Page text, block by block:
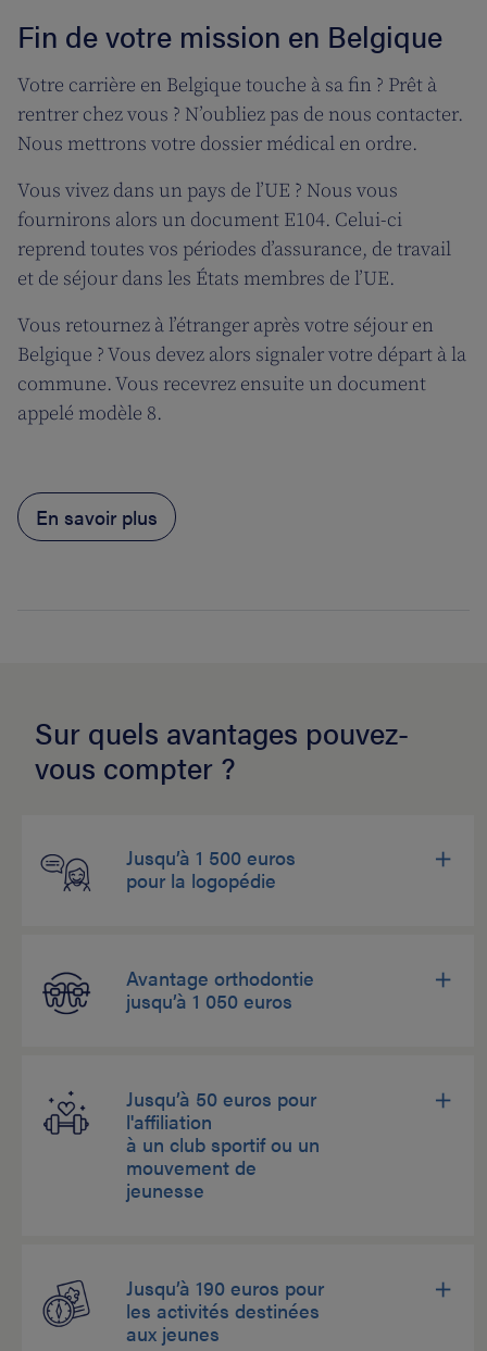
Fin de votre mission en Belgique
Votre carrière en Belgique touche à sa fin ? Prêt à
rentrer chez vous ? N’oubliez pas de nous contacter.
Nous mettrons votre dossier médical en ordre.
Vous vivez dans un pays de l’UE ? Nous vous
fournirons alors un document E104. Celui-ci
reprend toutes vos périodes d’assurance, de travail
et de séjour dans les États membres de l’UE.
Vous retournez à l’étranger après votre séjour en
Belgique ? Vous devez alors signaler votre départ à la
commune. Vous recevrez ensuite un document
appelé modèle 8.
En savoir plus
Sur quels avantages pouvez-
vous compter ?
Jusqu’à 1 500 euros
pour la logopédie
Avantage orthodontie
jusqu’à 1 050 euros
Jusqu’à 50 euros pour
l'affiliation
à un club sportif ou un
mouvement de
jeunesse
Jusqu’à 190 euros pour
les activités destinées
aux jeunes